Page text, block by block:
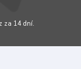
za 14 dní.